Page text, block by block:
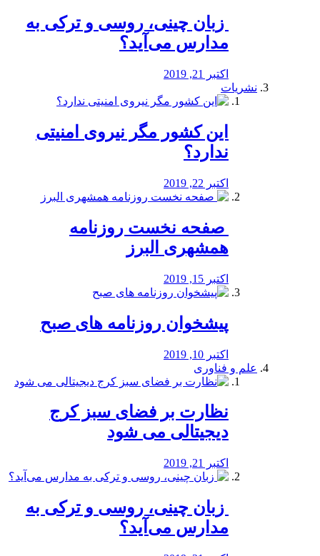
️ زبان چینی، روسی و ترکی به
مدارس می‌آید؟
اکتبر 21, 2019
نشریات
این کشور مگر نیروی امنیتی
ندارد؟
اکتبر 22, 2019
️ صفحه نخست روزنامه‌
همشهری البرز
اکتبر 15, 2019
پیشخوان روزنامه های صبح
اکتبر 10, 2019
علم و فناوری
نظارت بر فضای سبز کرج
دیجیتالی می شود
اکتبر 21, 2019
️ زبان چینی، روسی و ترکی به
مدارس می‌آید؟